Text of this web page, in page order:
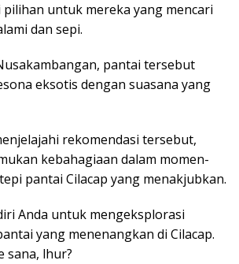
untuk mereka yang mencari
dan sepi.
pantai tersebut
eksotis dengan suasana yang
rekomendasi tersebut,
kebahagiaan dalam momen-
pantai Cilacap yang menakjubkan.
Anda untuk mengeksplorasi
yang menenangkan di Cilacap.
sana, lhur?